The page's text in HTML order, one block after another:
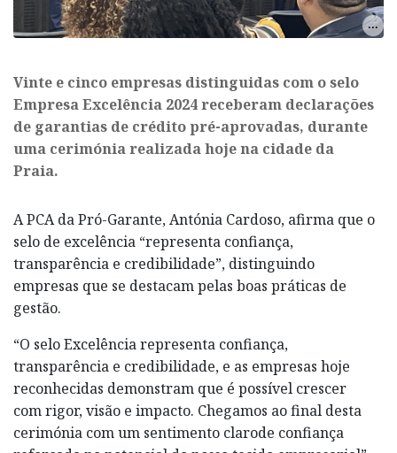
Vinte e cinco empresas distinguidas com o selo
Empresa Excelência 2024 receberam declarações
de garantias de crédito pré-aprovadas, durante
uma cerimónia realizada hoje na cidade da
Praia.
A PCA da Pró-Garante, Antónia Cardoso, afirma que o
selo de excelência “representa confiança,
transparência e credibilidade”, distinguindo
empresas que se destacam pelas boas práticas de
gestão.
“O selo Excelência representa confiança,
transparência e credibilidade, e as empresas hoje
reconhecidas demonstram que é possível crescer
com rigor, visão e impacto. Chegamos ao final desta
cerimónia com um sentimento clarode confiança